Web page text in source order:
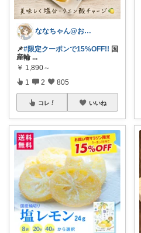
ななちゃん@お気に入りを毎日朝コレ☀️
📌#限定クーポンで15%OFF!! 国
産輪 ...
￥ 1,890～
1 2 805
コレ いいね